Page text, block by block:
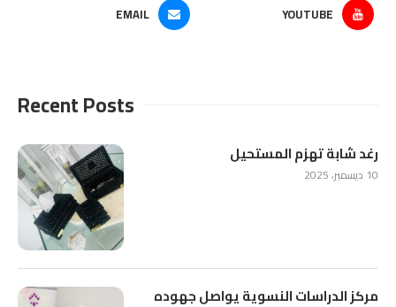
YOUTUBE
EMAIL
Recent Posts
رغد شابة تهزم المستحيل
10 ديسمبر، 2025
مركز الدراسات النسوية يواصل جهوده